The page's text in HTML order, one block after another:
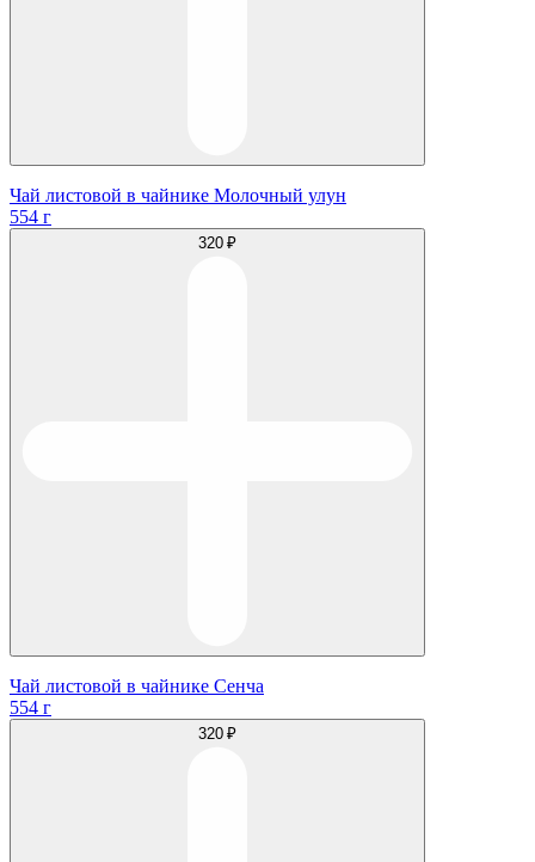
Чай листовой в чайнике Молочный улун
554 г
320 ₽
Чай листовой в чайнике Сенча
554 г
320 ₽